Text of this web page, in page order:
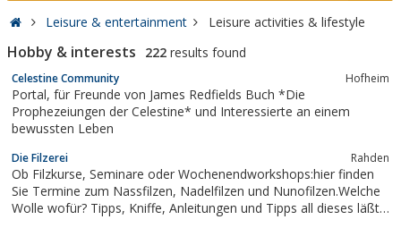
Leisure & entertainment Leisure activities & lifestyle
Hobby & interests 222 results found
Celestine Community Hofheim
Portal, für Freunde von James Redfields Buch *Die
Prophezeiungen der Celestine* und Interessierte an einem
bewussten Leben
Die Filzerei Rahden
Ob Filzkurse, Seminare oder Wochenendworkshops:hier finden
Sie Termine zum Nassfilzen, Nadelfilzen und Nunofilzen.Welche
Wolle wofür? Tipps, Kniffe, Anleitungen und Tipps all dieses läßt